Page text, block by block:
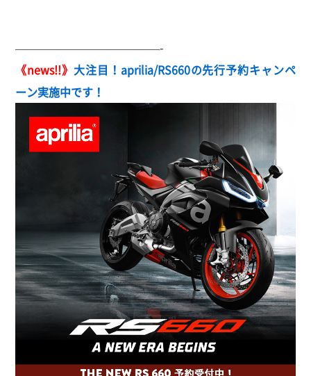
—————————————-
《news!!》 大注目！aprilia/RS660の先行予約キャンペ
ーン実施中です！